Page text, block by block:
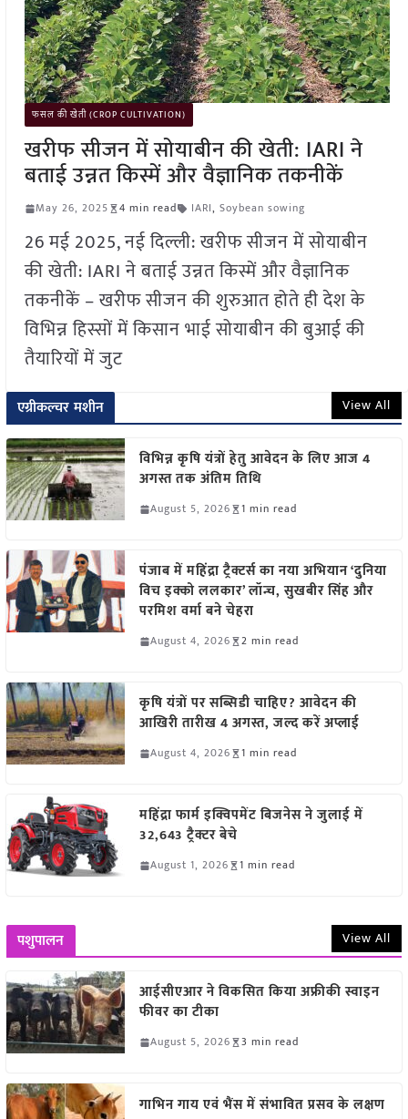
फसल की खेती (CROP CULTIVATION)
खरीफ सीजन में सोयाबीन की खेती: IARI ने
बताई उन्नत किस्में और वैज्ञानिक तकनीकें
May 26, 2025 4 min read IARI, Soybean sowing
26 मई 2025, नई दिल्ली: खरीफ सीजन में सोयाबीन
की खेती: IARI ने बताई उन्नत किस्में और वैज्ञानिक
तकनीकें – खरीफ सीजन की शुरुआत होते ही देश के
विभिन्न हिस्सों में किसान भाई सोयाबीन की बुआई की
तैयारियों में जुट
एग्रीकल्चर मशीन View All
विभिन्न कृषि यंत्रों हेतु आवेदन के लिए आज 4
अगस्त तक अंतिम तिथि
August 5, 2026 1 min read
पंजाब में महिंद्रा ट्रैक्टर्स का नया अभियान ‘दुनिया
विच इक्को ललकार’ लॉन्च, सुखबीर सिंह और
परमिश वर्मा बने चेहरा
August 4, 2026 2 min read
कृषि यंत्रों पर सब्सिडी चाहिए? आवेदन की
आखिरी तारीख 4 अगस्त, जल्द करें अप्लाई
August 4, 2026 1 min read
महिंद्रा फार्म इक्विपमेंट बिजनेस ने जुलाई में
32,643 ट्रैक्टर बेचे
August 1, 2026 1 min read
पशुपालन View All
आईसीएआर ने विकसित किया अफ्रीकी स्वाइन
फीवर का टीका
August 5, 2026 3 min read
गाभिन गाय एवं भैंस में संभावित प्रसव के लक्षण